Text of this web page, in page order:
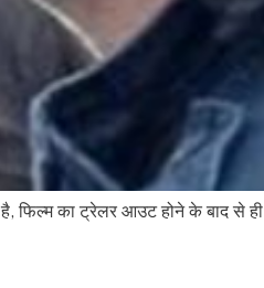
फिल्म का ट्रेलर आउट होने के बाद से